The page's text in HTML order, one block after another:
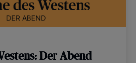
Der Abend